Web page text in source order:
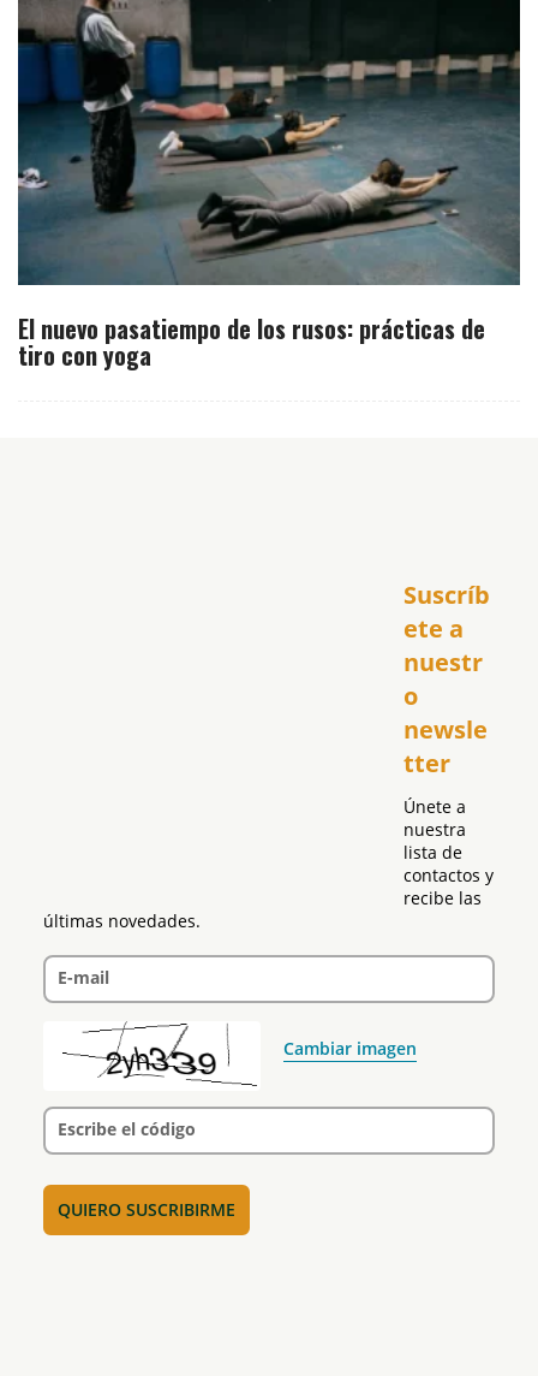
El nuevo pasatiempo de los rusos: prácticas de
tiro con yoga
Suscríb
ete a
nuestr
o
newsle
tter
Únete a
nuestra
lista de
contactos y
recibe las
últimas novedades.
E-mail
Cambiar imagen
Escribe el código